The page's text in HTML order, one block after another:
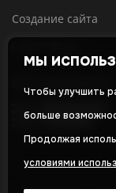
Создание сайта
МЫ
Чтобы улучшить
больше
Продолжая
условиями